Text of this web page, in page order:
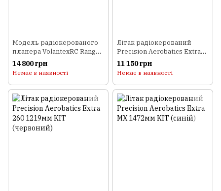
Модель радіокерованого
планера VolantexRC Ranger
EX (TW-757-3) 2000мм PNP
14 800 грн
Немає в наявності
Літак радіокерований
Precision Aerobatics Extra
260 1219мм KIT (жовтий)
11 150 грн
Немає в наявності